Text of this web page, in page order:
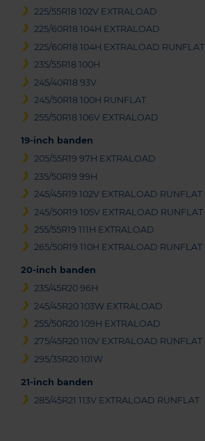
225/55R18 102V EXTRALOAD
225/60R18 104H EXTRALOAD
225/60R18 104H EXTRALOAD RUNFLAT
235/55R18 100H
245/40R18 93V
245/50R18 100H RUNFLAT
255/50R18 106V EXTRALOAD
19-inch banden
205/55R19 97H EXTRALOAD
235/50R19 99H
245/45R19 102V EXTRALOAD RUNFLAT
245/50R19 105V EXTRALOAD RUNFLAT
255/55R19 111H EXTRALOAD
265/50R19 110H EXTRALOAD RUNFLAT
20-inch banden
235/45R20 96H
245/45R20 103W EXTRALOAD
255/50R20 109H EXTRALOAD
275/45R20 110V EXTRALOAD RUNFLAT
295/35R20 101W
21-inch banden
285/45R21 113V EXTRALOAD RUNFLAT